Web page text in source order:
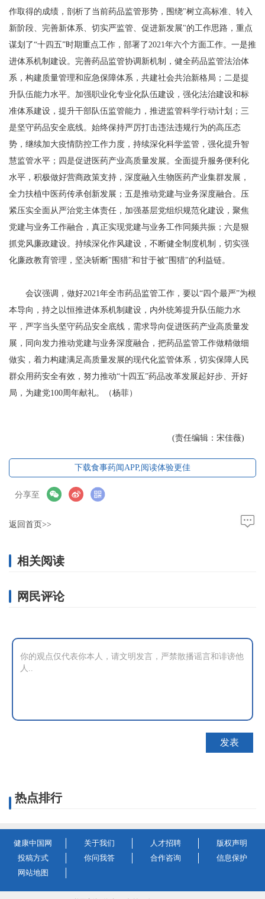
作取得的成绩，剖析了当前药品监管形势，围绕"树立高标准、转入
新阶段、完善新体系、切实严监管、促进新发展"的工作思路，重点
谋划了“十四五”时期重点工作，部署了2021年六个方面工作。一是推
进体系机制建设。完善药品监管协调新机制，健全药品监管法治体
系，构建质量管理和应急保障体系，共建社会共治新格局；二是提
升队伍能力水平。加强职业化专业化队伍建设，强化法治建设和标
准体系建设，提升干部队伍监管能力，推进监管科学行动计划；三
是坚守药品安全底线。始终保持严厉打击违法违规行为的高压态
势，继续加大疫情防控工作力度，持续深化科学监管，强化提升智
慧监管水平；四是促进医药产业高质量发展。全面提升服务便利化
水平，积极做好营商政策支持，深度融入生物医药产业集群发展，
全力扶植中医药传承创新发展；五是推动党建与业务深度融合。压
紧压实全面从严治党主体责任，加强基层党组织规范化建设，聚焦
党建与业务工作融合，真正实现党建与业务工作同频共振；六是狠
抓党风廉政建设。持续深化作风建设，不断健全制度机制，切实强
化廉政教育管理，坚决斩断"围猎"和甘于被"围猎"的利益链。
会议强调，做好2021年全市药品监管工作，要以“四个最严”为根
本导向，持之以恒推进体系机制建设，内外统筹提升队伍能力水
平，严字当头坚守药品安全底线，需求导向促进医药产业高质量发
展，同向发力推动党建与业务深度融合，把药品监管工作做精做细
做实，着力构建满足高质量发展的现代化监管体系，切实保障人民
群众用药安全有效，努力推动“十四五”药品改革发展起好步、开好
局，为建党100周年献礼。（杨菲）
(责任编辑：宋佳薇)
下载食事药闻APP,阅读体验更佳
分享至
返回首页>>
相关阅读
网民评论
热点排行
健康中国网 关于我们 人才招聘
版权声明
投稿方式
你问我答 合作咨询
信息保护
网站地图